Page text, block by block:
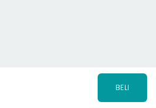
BELI